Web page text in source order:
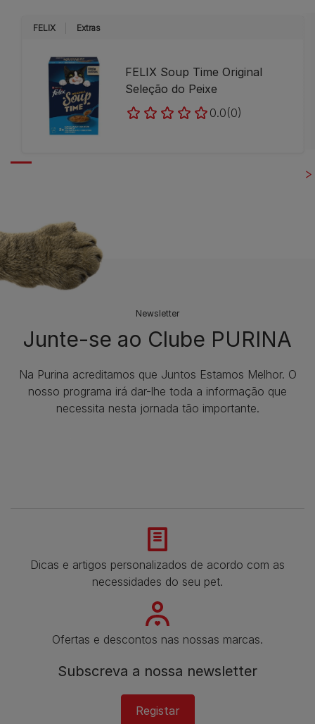
FELIX Extras
FELIX Soup Time Original
Seleção do Peixe
0.0(0)
Newsletter
Junte-se ao Clube PURINA
Na Purina acreditamos que Juntos Estamos Melhor. O
nosso programa irá dar-lhe toda a informação que
necessita nesta jornada tão importante.
Dicas e artigos personalizados de acordo com as
necessidades do seu pet.
Ofertas e descontos nas nossas marcas.
Subscreva a nossa newsletter
Registar